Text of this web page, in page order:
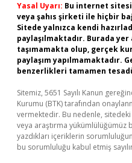
Yasal Uyarı: Bu internet
veya şahıs şirketi ile hiçbir
Sitede yalnızca kendi
paylaşılmaktadır. Burada
taşımamakta olup, gerçek
paylaşım yapılmamaktadır.
benzerlikleri tamamen
Sitemiz, 5651 Sayılı Kanun
Kurumu (BTK) tarafından
vermektedir. Bu nedenle,
veya araştırma yükümlülüğümüz
yazdıkları içeriklerin
bu sorumluluğu kabul etmiş